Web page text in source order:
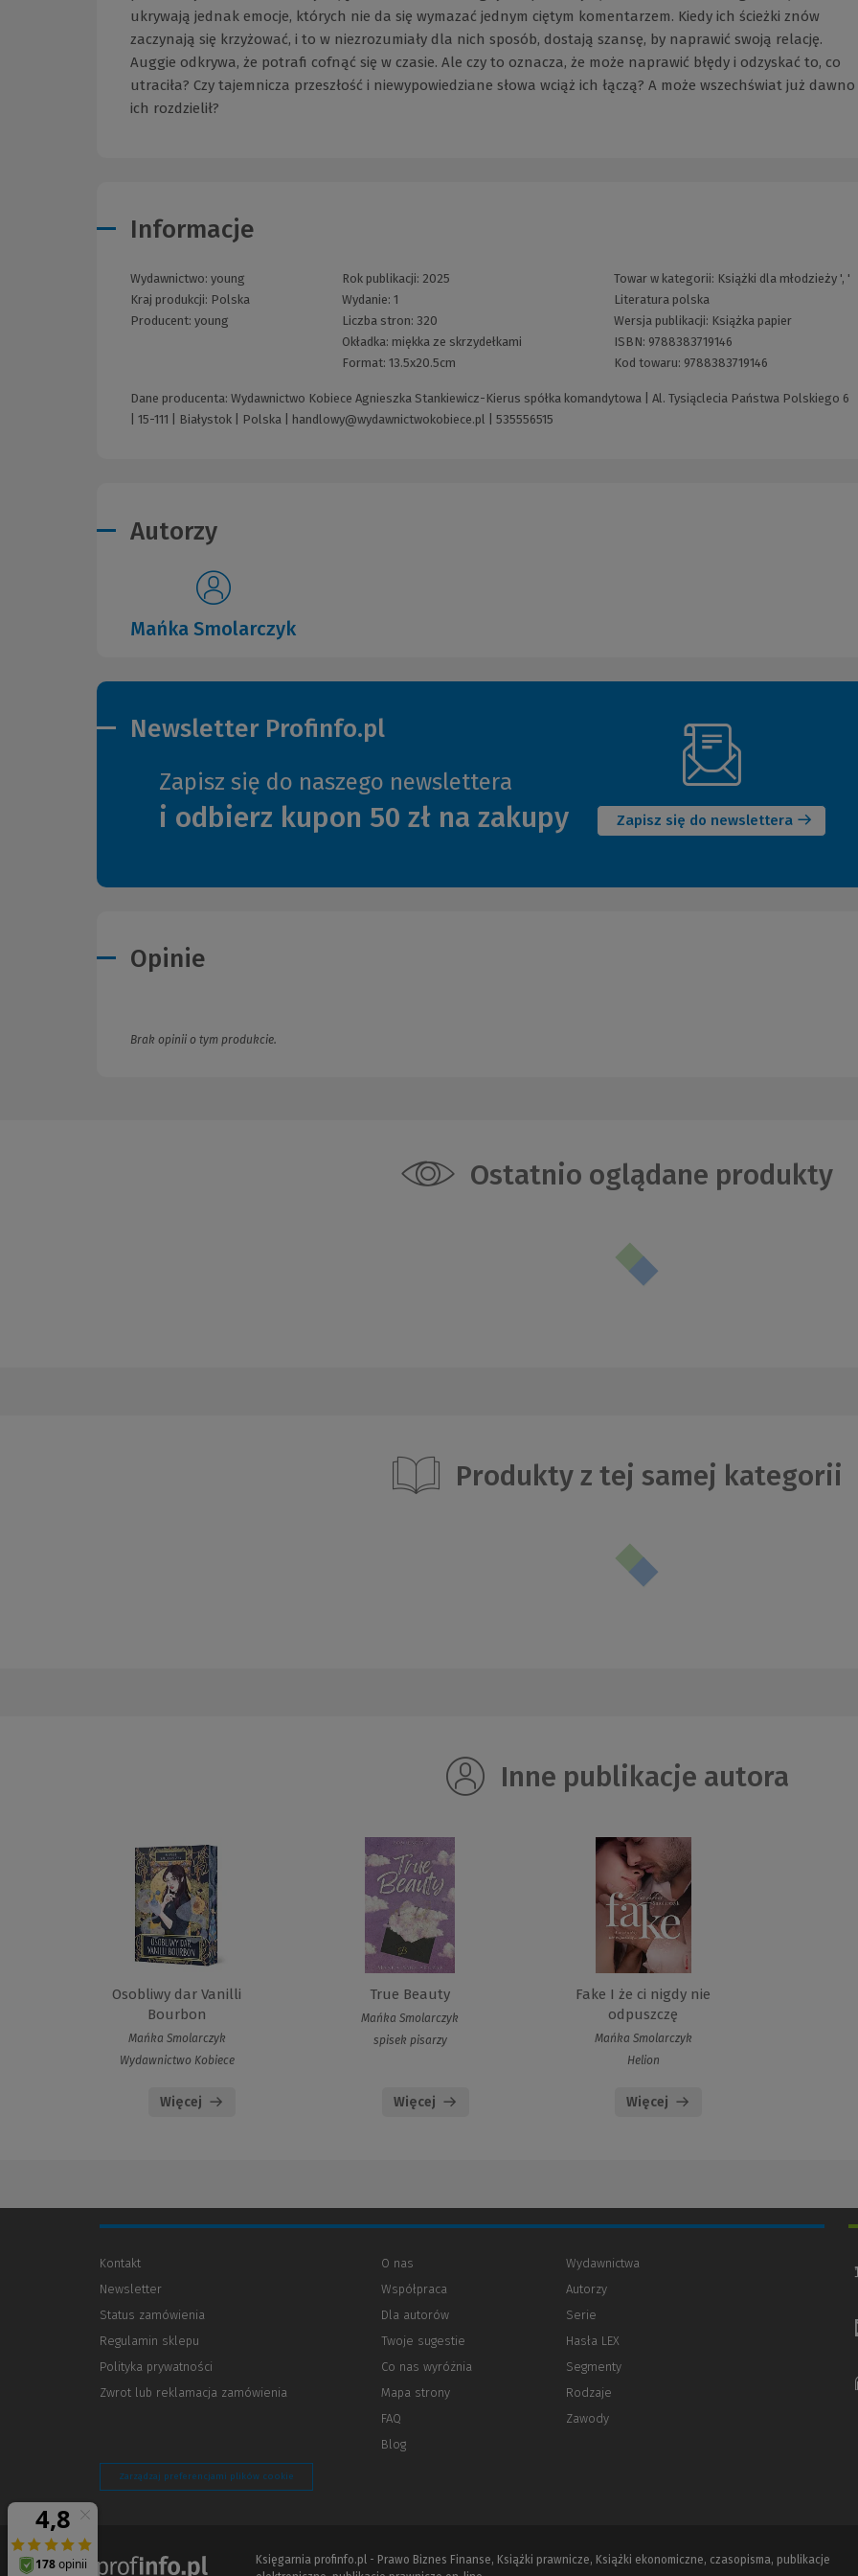
ukrywają jednak emocje, których nie da się wymazać jednym ciętym komentarzem. Kiedy ich ścieżki znów
zaczynają się krzyżować, i to w niezrozumiały dla nich sposób, dostają szansę, by naprawić swoją relację.
Auggie odkrywa, że potrafi cofnąć się w czasie. Ale czy to oznacza, że może naprawić błędy i odzyskać to, co
utraciła? Czy tajemnicza przeszłość i niewypowiedziane słowa wciąż ich łączą? A może wszechświat już dawno
ich rozdzielił?
Informacje
Wydawnictwo: young
Kraj produkcji: Polska
Producent: young
Rok publikacji: 2025
Wydanie: 1
Liczba stron: 320
Okładka: miękka ze skrzydełkami
Format: 13.5x20.5cm
Towar w kategorii: Książki dla młodzieży', '
Literatura polska
Wersja publikacji: Książka papier
ISBN: 9788383719146
Kod towaru: 9788383719146
Dane producenta: Wydawnictwo Kobiece Agnieszka Stankiewicz-Kierus spółka komandytowa | Al. Tysiąclecia Państwa Polskiego 6
| 15-111 | Białystok | Polska | handlowy@wydawnictwokobiece.pl 535556515
Autorzy
Mańka Smolarczyk
Newsletter Profinfo.pl
Zapisz się do naszego newslettera
i odbierz kupon 50 zł na zakupy Zapisz się do newslettera
okno)
Opinie
Brak opinii o tym produkcie.
Ostatnio oglądane produkty
Produkty z tej samej kategorii
Inne publikacje autora
Osobliwy dar Vanilli
Bourbon
Mańka Smolarczyk
Wydawnictwo Kobiece
Więcej
True Beauty
Mańka Smolarczyk
spisek pisarzy
Więcej
Fake I że ci nigdy nie
odpuszczę
Mańka Smolarczyk
Helion
Więcej
Kontakt
Newsletter
Status zamówienia
Regulamin sklepu
Polityka prywatności
innej
Zwrot lub reklamacja zamówienia
O nas
Współpraca
Dla autorów
innej
strony)
Twoje sugestie
Co nas wyróżnia
Mapa strony
FAQ
Blog
Wydawnictwa
Autorzy
Serie
Hasła LEX
Segmenty
Rodzaje
Zawody
Zarządzaj preferencjami plików cookie
Księgarnia profinfo.pl - Prawo Biznes Finanse, Książki prawnicze, Książki ekonomiczne, czasopisma, publikacje